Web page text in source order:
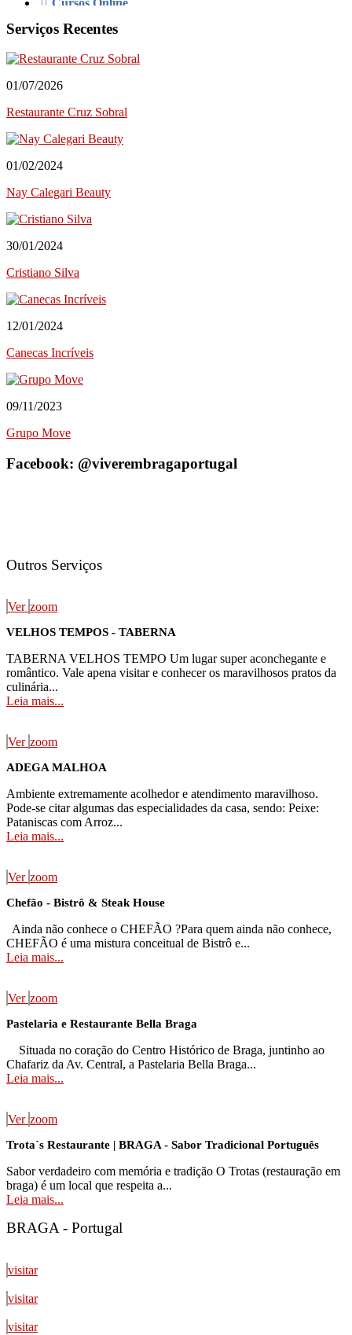
Cursos Online
Educação/Cursos/Coach
Bar para Eventos
Imobiliária
Negócios/Serviços
Retratista
Onde Comer (Gastronomia)
Cafeterias/Lachonetes
Onde se Hospedar
Hotéis
Clínica do Desenvolvimento
Serviços Especializados
Consultor(a) Imobiliário(a)
Lavanderia Self-Service
Supermercado
Todas as Categorias
Serviços Recentes
01/07/2026
Restaurante Cruz Sobral
01/02/2024
Nay Calegari Beauty
30/01/2024
Cristiano Silva
12/01/2024
Canecas Incríveis
09/11/2023
Grupo Move
Facebook: @viverembragaportugal
Outros Serviços
Ver zoom
VELHOS TEMPOS - TABERNA
TABERNA VELHOS TEMPO Um lugar super aconchegante e
romântico. Vale apena visitar e conhecer os maravilhosos pratos da
culinária...
Leia mais...
Ver zoom
ADEGA MALHOA
Ambiente extremamente acolhedor e atendimento maravilhoso.
Pode-se citar algumas das especialidades da casa, sendo: Peixe:
Pataniscas com Arroz...
Leia mais...
Ver zoom
Chefão - Bistrô & Steak House
Ainda não conhece o CHEFÃO ?Para quem ainda não conhece,
CHEFÃO é uma mistura conceitual de Bistrô e...
Leia mais...
Ver zoom
Pastelaria e Restaurante Bella Braga
Situada no coração do Centro Histórico de Braga, juntinho ao
Chafariz da Av. Central, a Pastelaria Bella Braga...
Leia mais...
Ver zoom
Trota`s Restaurante | BRAGA - Sabor Tradicional Português
Sabor verdadeiro com memória e tradição O Trotas (restauração em
braga) é um local que respeita a...
Leia mais...
BRAGA - Portugal
visitar
visitar
visitar